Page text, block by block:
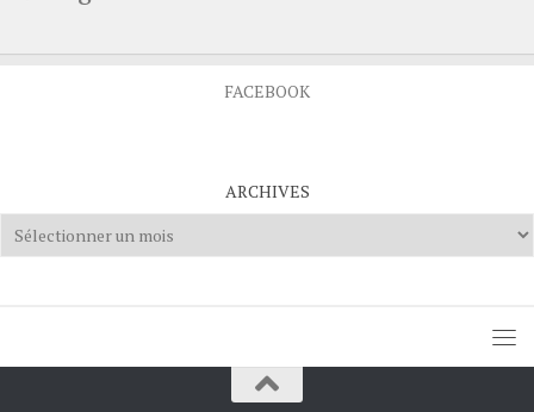
FACEBOOK
ARCHIVES
Archives